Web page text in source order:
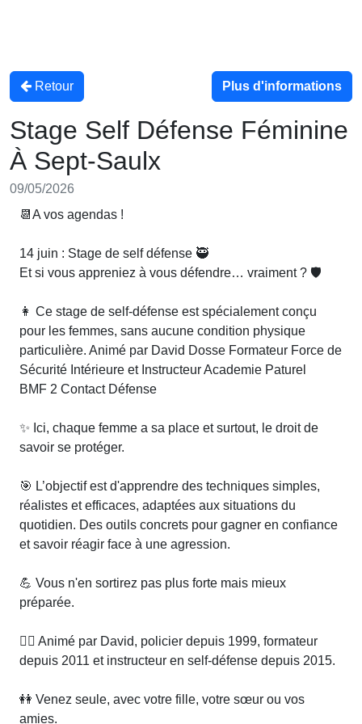
Retour Plus d'informations
Stage Self Défense Féminine
À Sept-Saulx
09/05/2026
📆A vos agendas !
14 juin : Stage de self défense 🥷
Et si vous appreniez à vous défendre… vraiment ? 🛡️
👩 Ce stage de self-défense est spécialement conçu
pour les femmes, sans aucune condition physique
particulière. Animé par David Dosse Formateur Force de
Sécurité Intérieure et Instructeur Academie Paturel
BMF 2 Contact Défense
✨ Ici, chaque femme a sa place et surtout, le droit de
savoir se protéger.
🎯 L’objectif est d'apprendre des techniques simples,
réalistes et efficaces, adaptées aux situations du
quotidien. Des outils concrets pour gagner en confiance
et savoir réagir face à une agression.
💪 Vous n'en sortirez pas plus forte mais mieux
préparée.
👮‍♂️ Animé par David, policier depuis 1999, formateur
depuis 2011 et instructeur en self-défense depuis 2015.
👭 Venez seule, avec votre fille, votre sœur ou vos
amies.